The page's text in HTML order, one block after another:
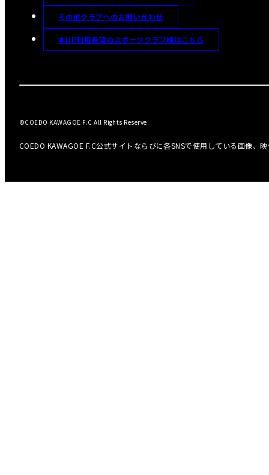
その他クラブへのお問い合わせ
本HP利用希望のスポーツクラブ様はこちら
COEDO KAWAGOE F.C公式サイトならびに各SNSで使用している画像、
©COEDO KAWAGOE F.C All Rights Reserve.